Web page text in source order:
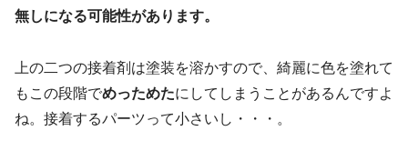
無しになる可能性があります。
上の二つの接着剤は塗装を溶かすので、綺麗に色を塗れて
もこの段階でめっためたにしてしまうことがあるんですよ
ね。接着するパーツって小さいし・・・。